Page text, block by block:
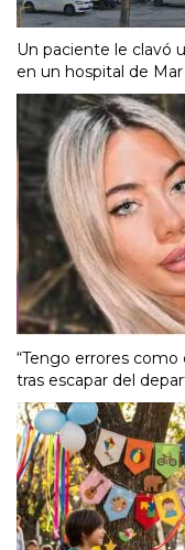
Un paciente le clavó
en un hospital de
“Tengo errores como
tras escapar del